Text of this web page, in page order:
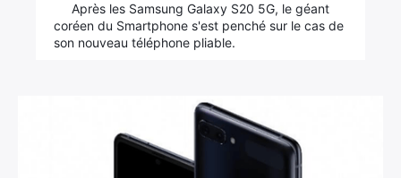
Après les Samsung Galaxy S20 5G, le géant
coréen du Smartphone s'est penché sur le cas de
son nouveau téléphone pliable.